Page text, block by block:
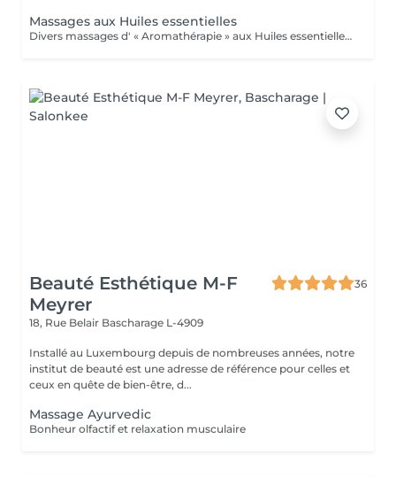
Massages aux Huiles essentielles
Divers massages d' « Aromathérapie » aux Huiles essentielles (pour le corps) Ces massages apportent un soulagement immédiat à la tension musculaire, améliorent la circulation sanguine et lymphatique, augmente ses défenses Immunitaires. .Massage détente relax, "Plaisir" .Massage relaxation "Cocoon" .Massage amincissement drainage "Détox" .Massage pour les "douleurs articulaires" (dos-épaules-genoux) .Massage "Réflexe" : soulage courbatures, tendinites et autres douleurs articulaires et musculaires. Conseillé pour les sportifs ! .Massage "Tonic" pour la fatigue nerveuse, l'épuisement, le surmenage, le stress, la déprime, Besoin de Peps, et d'énergie, baisse de libido (tonique générale) ; Système immunitaire affaibli, rhume, antivirale, bronchite, nez bouché, sinusite, Arthrose, hyperthyroidie, fatigue des glandes surrénales... Ce massage est conseillé pour les périodes hivernales !
Beauté Esthétique M-F
Meyrer
36
18, Rue Belair Bascharage L-4909
Installé au Luxembourg depuis de nombreuses années, notre
institut de beauté est une adresse de référence pour celles et
ceux en quête de bien-être, d...
Massage Ayurvedic
Bonheur olfactif et relaxation musculaire